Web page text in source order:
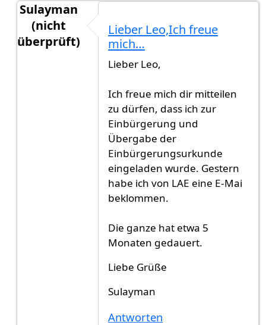
Sulayman
(nicht
überprüft)
Lieber Leo,Ich freue
mich…
Lieber Leo,
Ich freue mich dir mitteilen
zu dürfen, dass ich zur
Einbürgerung und
Übergabe der
Einbürgerungsurkunde
eingeladen wurde. Gestern
habe ich von LAE eine E-Mai
beklommen.
Die ganze hat etwa 5
Monaten gedauert.
Liebe Grüße
Sulayman
Antworten